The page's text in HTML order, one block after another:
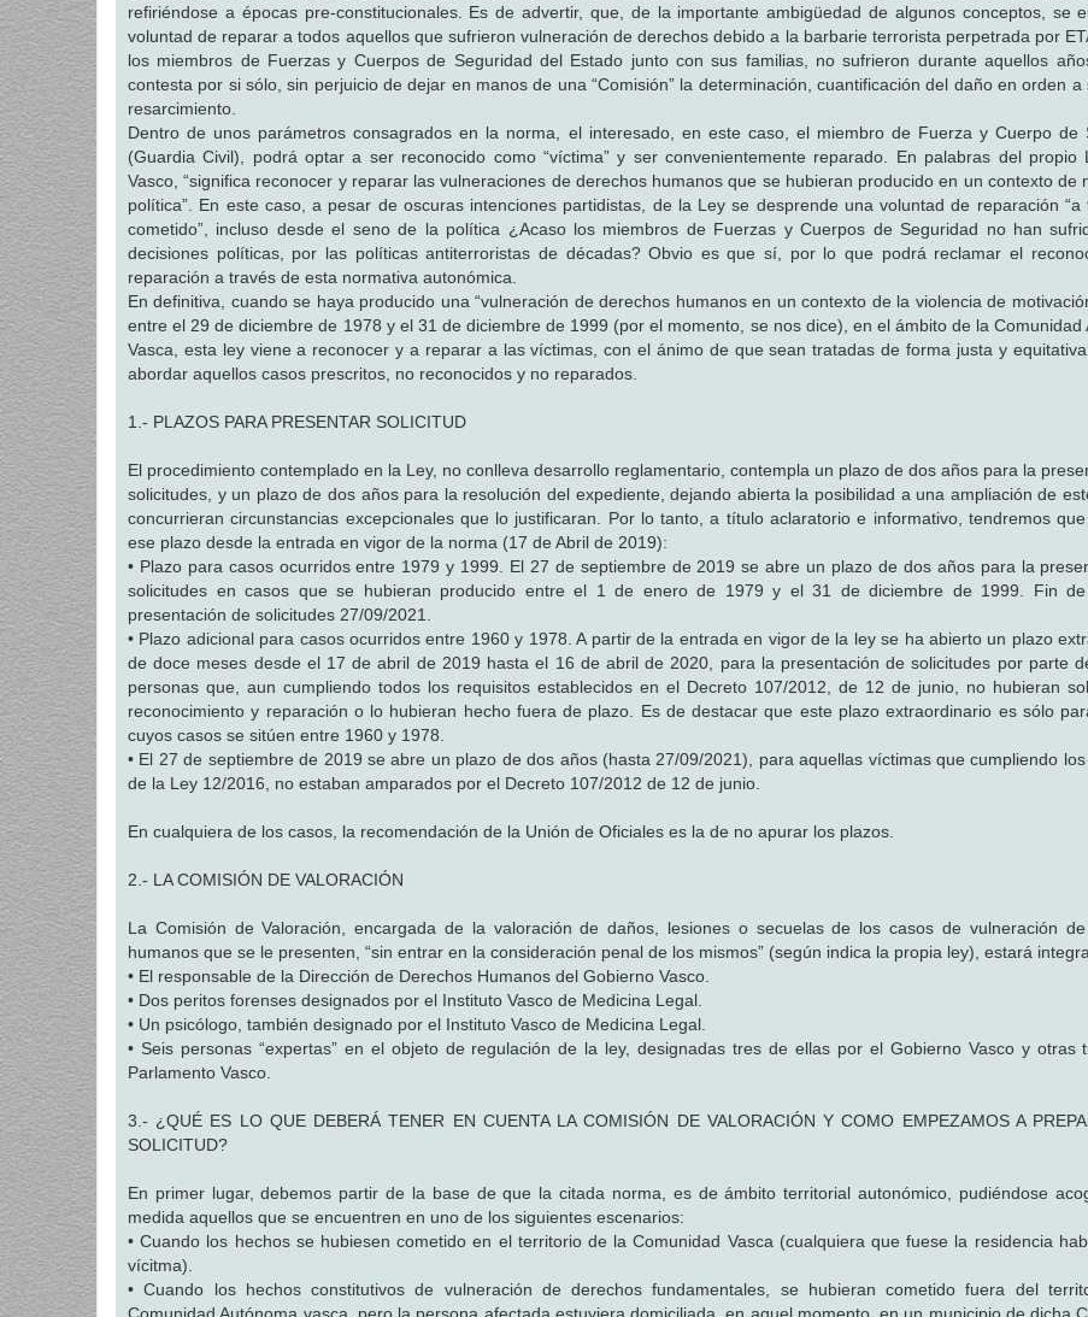
refiriéndose a épocas pre-constitucionales. Es de advertir, que, de la importante ambigüedad de algunos conceptos, se
voluntad de reparar a todos aquellos que sufrieron vulneración de derechos debido a la barbarie terrorista perpetrada por
los miembros de Fuerzas y Cuerpos de Seguridad del Estado junto con sus familias, no sufrieron durante aquellos
contesta por si sólo, sin perjuicio de dejar en manos de una “Comisión” la determinación, cuantificación del daño en orden a
resarcimiento.
Dentro de unos parámetros consagrados en la norma, el interesado, en este caso, el miembro de Fuerza y Cuerpo de
(Guardia Civil), podrá optar a ser reconocido como “víctima” y ser convenientemente reparado. En palabras del propio
Vasco, “significa reconocer y reparar las vulneraciones de derechos humanos que se hubieran producido en un contexto de
política”. En este caso, a pesar de oscuras intenciones partidistas, de la Ley se desprende una voluntad de reparación “a
cometido”, incluso desde el seno de la política ¿Acaso los miembros de Fuerzas y Cuerpos de Seguridad no han
decisiones políticas, por las políticas antiterroristas de décadas? Obvio es que sí, por lo que podrá reclamar el
reparación a través de esta normativa autonómica.
En definitiva, cuando se haya producido una “vulneración de derechos humanos en un contexto de la violencia de
entre el 29 de diciembre de 1978 y el 31 de diciembre de 1999 (por el momento, se nos dice), en el ámbito de la Comunidad
Vasca, esta ley viene a reconocer y a reparar a las víctimas, con el ánimo de que sean tratadas de forma justa y
abordar aquellos casos prescritos, no reconocidos y no reparados.
1.- PLAZOS PARA PRESENTAR SOLICITUD
El procedimiento contemplado en la Ley, no conlleva desarrollo reglamentario, contempla un plazo de dos años para la
solicitudes, y un plazo de dos años para la resolución del expediente, dejando abierta la posibilidad a una ampliación de
concurrieran circunstancias excepcionales que lo justificaran. Por lo tanto, a título aclaratorio e informativo, tendremos
ese plazo desde la entrada en vigor de la norma (17 de Abril de 2019):
• Plazo para casos ocurridos entre 1979 y 1999. El 27 de septiembre de 2019 se abre un plazo de dos años para la
solicitudes en casos que se hubieran producido entre el 1 de enero de 1979 y el 31 de diciembre de 1999. Fin
presentación de solicitudes 27/09/2021.
• Plazo adicional para casos ocurridos entre 1960 y 1978. A partir de la entrada en vigor de la ley se ha abierto un plazo
de doce meses desde el 17 de abril de 2019 hasta el 16 de abril de 2020, para la presentación de solicitudes por parte
personas que, aun cumpliendo todos los requisitos establecidos en el Decreto 107/2012, de 12 de junio, no hubieran
reconocimiento y reparación o lo hubieran hecho fuera de plazo. Es de destacar que este plazo extraordinario es sólo
cuyos casos se sitúen entre 1960 y 1978.
• El 27 de septiembre de 2019 se abre un plazo de dos años (hasta 27/09/2021), para aquellas víctimas que cumpliendo
de la Ley 12/2016, no estaban amparados por el Decreto 107/2012 de 12 de junio.
En cualquiera de los casos, la recomendación de la Unión de Oficiales es la de no apurar los plazos.
2.- LA COMISIÓN DE VALORACIÓN
La Comisión de Valoración, encargada de la valoración de daños, lesiones o secuelas de los casos de vulneración
humanos que se le presenten, “sin entrar en la consideración penal de los mismos” (según indica la propia ley), estará
• El responsable de la Dirección de Derechos Humanos del Gobierno Vasco.
• Dos peritos forenses designados por el Instituto Vasco de Medicina Legal.
• Un psicólogo, también designado por el Instituto Vasco de Medicina Legal.
• Seis personas “expertas” en el objeto de regulación de la ley, designadas tres de ellas por el Gobierno Vasco y otras
Parlamento Vasco.
3.- ¿QUÉ ES LO QUE DEBERÁ TENER EN CUENTA LA COMISIÓN DE VALORACIÓN Y COMO EMPEZAMOS A
SOLICITUD?
En primer lugar, debemos partir de la base de que la citada norma, es de ámbito territorial autonómico, pudiéndose
medida aquellos que se encuentren en uno de los siguientes escenarios:
• Cuando los hechos se hubiesen cometido en el territorio de la Comunidad Vasca (cualquiera que fuese la residencia
vícitma).
• Cuando los hechos constitutivos de vulneración de derechos fundamentales, se hubieran cometido fuera del